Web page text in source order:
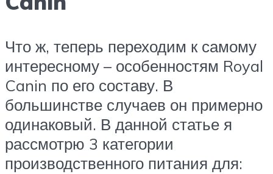
Что ж, теперь переходим к самому
интересному – особенностям Royal
Canin по его составу. В
большинстве случаев он примерно
одинаковый. В данной статье я
рассмотрю 3 категории
производственного питания для: